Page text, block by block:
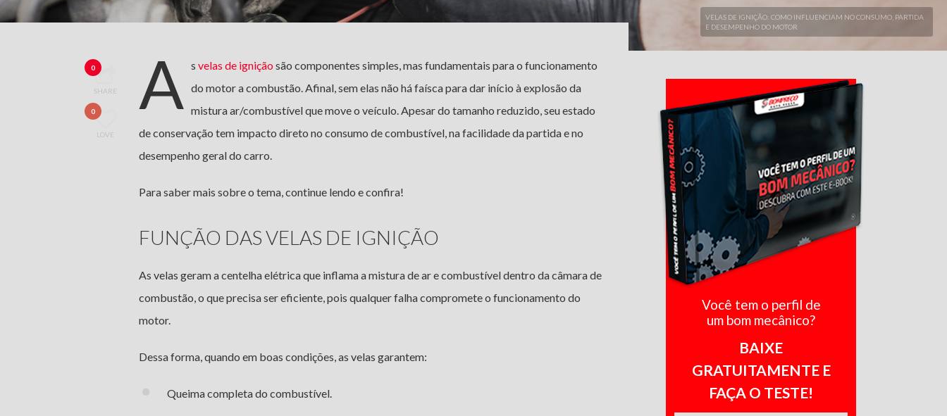
VELAS DE IGNIÇÃO: COMO INFLUENCIAM NO CONSUMO, PARTIDA
E DESEMPENHO DO MOTOR
0
SHARE
0
LOVE
A s velas de ignição são componentes simples, mas fundamentais para o funcionamento
do motor a combustão. Afinal, sem elas não há faísca para dar início à explosão da
mistura ar/combustível que move o veículo. Apesar do tamanho reduzido, seu estado
de conservação tem impacto direto no consumo de combustível, na facilidade da partida e no
desempenho geral do carro.
Para saber mais sobre o tema, continue lendo e confira!
FUNÇÃO DAS VELAS DE IGNIÇÃO
As velas geram a centelha elétrica que inflama a mistura de ar e combustível dentro da câmara de
combustão, o que precisa ser eficiente, pois qualquer falha compromete o funcionamento do
motor.
Dessa forma, quando em boas condições, as velas garantem:
Queima completa do combustível.
Você tem o perfil de
um bom mecânico?
BAIXE
GRATUITAMENTE E
FAÇA O TESTE!